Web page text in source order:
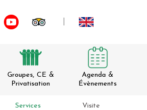
Services
Visite
Groupes, CE &
Privatisation
Agenda &
Évènements